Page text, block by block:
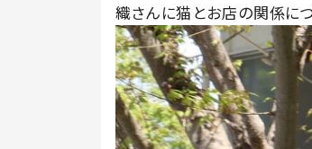
織さんに猫とお店の関係に